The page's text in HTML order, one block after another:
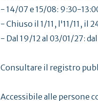
- 14/07 e 15/08: 9:30-
- Chiuso il 1/11, l'11/11, il
- Dal 19/12 al 03/01/27:
Consultare il registro
Accessibile alle persone